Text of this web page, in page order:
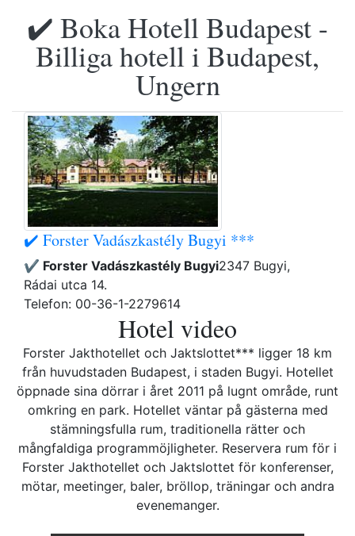
✔️ Boka Hotell Budapest -
Billiga hotell i Budapest,
Ungern
✔️ Forster Vadászkastély Bugyi ***
✔️ Forster Vadászkastély Bugyi2347 Bugyi,
Rádai utca 14.
Telefon: 00-36-1-2279614
Hotel video
Forster Jakthotellet och Jaktslottet*** ligger 18 km
från huvudstaden Budapest, i staden Bugyi. Hotellet
öppnade sina dörrar i året 2011 på lugnt område, runt
omkring en park. Hotellet väntar på gästerna med
stämningsfulla rum, traditionella rätter och
mångfaldiga programmöjligheter. Reservera rum för i
Forster Jakthotellet och Jaktslottet för konferenser,
mötar, meetinger, baler, bröllop, träningar och andra
evenemanger.